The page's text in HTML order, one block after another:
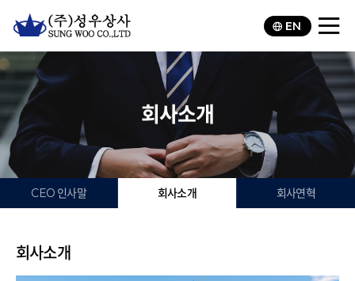
EN
회사소개
CEO 인사말 회사소개 회사연혁
회사소개